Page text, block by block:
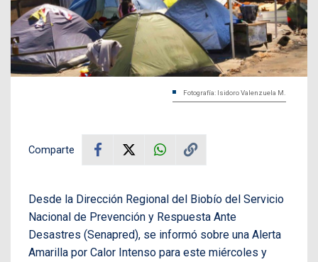
Fotografía: Isidoro Valenzuela M.
Comparte
Desde la Dirección Regional del Biobío del Servicio
Nacional de Prevención y Respuesta Ante
Desastres (Senapred), se informó sobre una Alerta
Amarilla por Calor Intenso para este miércoles y